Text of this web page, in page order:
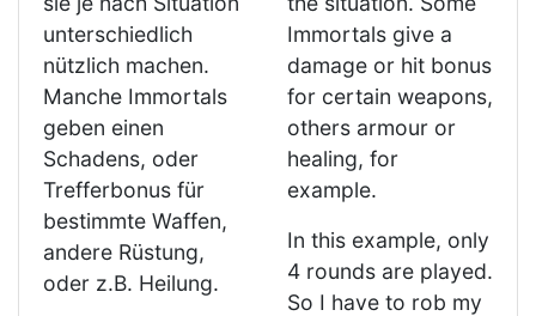
unterschiedlich
nützlich machen.
Manche Immortals
geben einen
Schadens, oder
Trefferbonus für
bestimmte Waffen,
andere Rüstung,
oder z.B. Heilung.
Immortals give a
damage or hit bonus
for certain weapons,
others armour or
healing, for
example.
In this example, only
4 rounds are played.
So I have to rob my